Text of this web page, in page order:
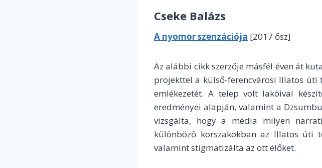
Cseke Balázs
A nyomor szenzációja [2017 ősz]
Az alábbi cikk szerzője másfél éven át
projekttel a külső-ferencvárosi Illatos úti
emlékezetét. A telep volt lakóival
eredményei alapján, valamint a
vizsgálta, hogy a média milyen
különböző korszakokban az Illatos úti
valamint stigmatizálta az ott élőket.